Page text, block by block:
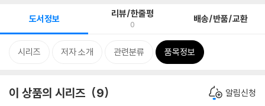
도서정보 리뷰/한줄평
0 배송/반품/교환
시리즈 저자 소개 관련분류 품목정보
이 상품의 시리즈 9 알림신청